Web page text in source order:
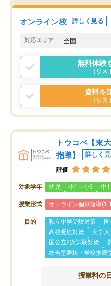
オンライン校 詳しく見る
対応エリア 全国
無料体験
（リス
資料を
（リス
トウコベ【東
指導】
詳しく
評価
対象学年 幼児 小1～小6 中1
授業形式 オンライン個別指導
目的 私立中学受験対策
高校受験対策
大学
国公立2次試験対策
総合型選抜・学校推薦
授業料の